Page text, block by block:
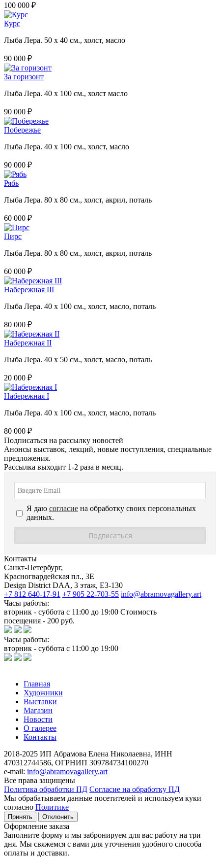
100 000 ₽
Курс
Лыба Лера. 50 х 40 см., холст, масло
90 000 ₽
За горизонт
Лыба Лера. 40 х 100 см., холст масло
90 000 ₽
Побережье
Лыба Лера. 40 х 100 см., холст, масло
90 000 ₽
Рябь
Лыба Лера. 80 х 80 см., холст, акрил, поталь
60 000 ₽
Пирс
Лыба Лера. 80 х 80 см., холст, акрил, поталь
60 000 ₽
Набережная III
Лыба Лера. 40 х 100 см., холст, масло, поталь
80 000 ₽
Набережная II
Лыба Лера. 40 х 50 см., холст, масло, поталь
20 000 ₽
Набережная I
Лыба Лера. 40 х 100 см., холст, масло, поталь
80 000 ₽
Подписаться на рассылку новостей
Анонсы выставок, лекций, новые поступления, специальные
предложения.
Рассылка выходит 1-2 раза в месяц.
Я даю согласие на обработку своих персональных
данных.
Контакты
Санкт-Петербург,
Красногвардейская пл., 3E
Design District DAA, 3 этаж, Е3-130
+7 812 640-17-91 +7 905 22-703-55 info@abramovagallery.art
Часы работы:
вторник - суббота с 11:00 до 19:00 Стоимость
посещения - 200 руб.
Часы работы:
вторник - суббота с 11:00 до 19:00
Главная
Художники
Выставки
Магазин
Новости
О галерее
Контакты
2018-2025 ИП Абрамова Елена Николаевна, ИНН
470312744586, ОГРНИП 309784734100270
e-mail: info@abramovagallery.art
Все права защищены
Политика обработки ПД Согласие на обработку ПД
Мы обрабатываем данные посетителей и используем куки
согласно Политике
Принять Отклонить
Оформление заказа
Заполните форму и мы забронируем для вас работу на три
дня. Мы свяжемся с вами для уточнения удобного способа
оплаты и доставки.